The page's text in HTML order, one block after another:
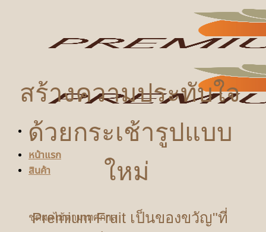
หน้าแรก
สินค้า
ชุดผลไม้ตามเทศกาล
สร้างความประทับใจ
ด้วยกระเช้ารูปแบบ
ใหม่
Premium Fruit เป็นของขวัญ"ที่